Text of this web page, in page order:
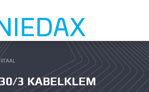
3 KABELKLEM